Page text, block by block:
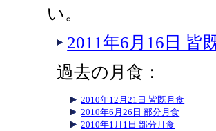
い。
2011年6月16日 皆
過去の月食：
2010年12月21日 皆既月食
2010年6月26日 部分月食
2010年1月1日 部分月食